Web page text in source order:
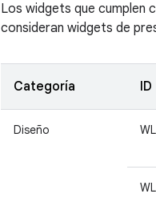
Los widgets que cumplen
consideran widgets de
Categoría ID
Diseño